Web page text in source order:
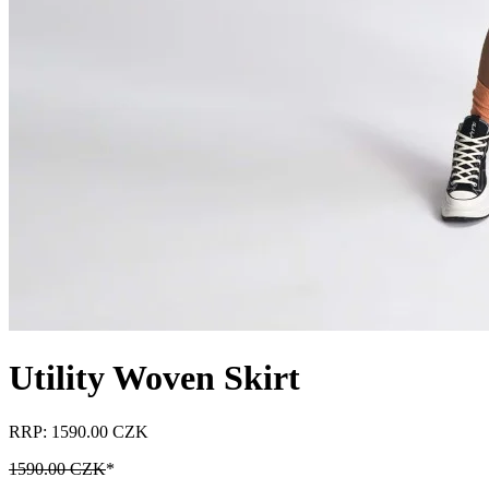
Utility Woven Skirt
RRP: 1590.00 CZK
1590.00 CZK*